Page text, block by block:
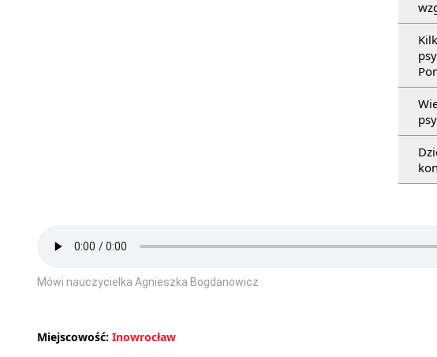
Mówi nauczycielka Agnieszka Bogdanowicz
Miejscowość: Inowrocław